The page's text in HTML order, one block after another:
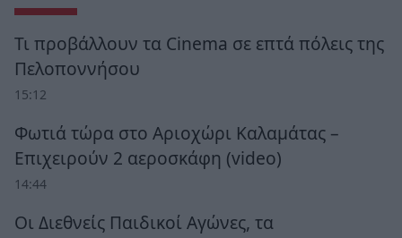
Τι προβάλλουν τα Cinema σε επτά πόλεις της
Πελοποννήσου
15:12
Φωτιά τώρα στο Αριοχώρι Καλαμάτας –
Επιχειρούν 2 αεροσκάφη (video)
14:44
Οι Διεθνείς Παιδικοί Αγώνες, τα